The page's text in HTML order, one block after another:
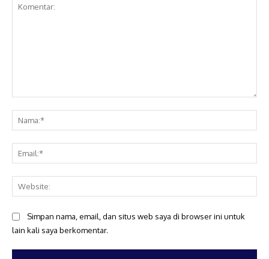
Simpan nama, email, dan situs web saya di browser ini untuk
lain kali saya berkomentar.